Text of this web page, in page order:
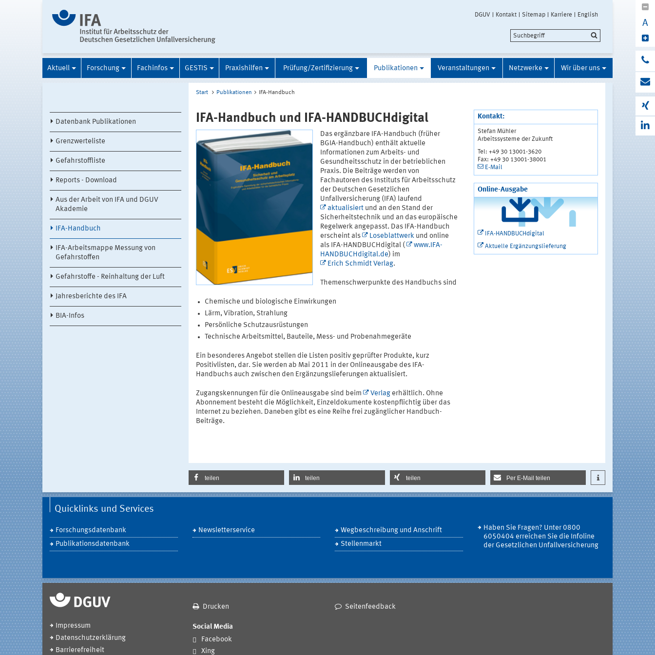
DGUV Kontakt Sitemap Karriere English
A
Aktuell Forschung Fachinfos GESTIS Praxishilfen Prüfung/Zertifizierung Publikationen Veranstaltungen Netzwerke Wir über uns
Datenbank Publikationen
Grenzwerteliste
Gefahrstoffliste
Reports - Download
Aus der Arbeit von IFA und DGUV
Akademie
IFA-Handbuch
IFA-Arbeitsmappe Messung von
Gefahrstoffen
Gefahrstoffe - Reinhaltung der Luft
Jahresberichte des IFA
BIA-Infos
Start Publikationen IFA-Handbuch
IFA-Handbuch und IFA-HANDBUCHdigital
Das ergänzbare IFA-Handbuch (früher
BGIA-Handbuch) enthält aktuelle
Informationen zum Arbeits- und
Gesundheitsschutz in der betrieblichen
Praxis. Die Beiträge werden von
Fachautoren des Instituts für Arbeitsschutz
der Deutschen Gesetzlichen
Unfallversicherung (IFA) laufend
aktualisiertund an den Stand der
Sicherheitstechnik und an das europäische
Regelwerk angepasst. Das IFA-Handbuch
erscheint als
Loseblattwerkund online
als IFA-HANDBUCHdigital (
www.IFA-
HANDBUCHdigital.de) im
Erich Schmidt Verlag.
Themenschwerpunkte des Handbuchs sind
Chemische und biologische Einwirkungen
Lärm, Vibration, Strahlung
Persönliche Schutzausrüstungen
Technische Arbeitsmittel, Bauteile, Mess- und Probenahmegeräte
Ein besonderes Angebot stellen die Listen positiv geprüfter Produkte, kurz
Positivlisten, dar. Sie werden ab Mai 2011 in der Onlineausgabe des IFA-
Handbuchs auch zwischen den Ergänzungslieferungen aktualisiert.
Zugangskennungen für die Onlineausgabe sind beim Verlag erhältlich. Ohne
Abonnement besteht die Möglichkeit, Einzeldokumente kostenpflichtig über das
Internet zu beziehen. Daneben gibt es eine Reihe frei zugänglicher Handbuch-
Beiträge.
Kontakt:
Stefan Mühler
Arbeitssysteme der Zukunft
Tel: +49 30 13001-3620
Fax: +49 30 13001-38001
E-Mail
Online-Ausgabe
IFA-HANDBUCHdigital
Aktuelle Ergänzungslieferung
teilen teilen teilen Per E-Mail teilen
Quicklinks und Services
Forschungsdatenbank
Publikationsdatenbank
Newsletterservice
Wegbeschreibung und Anschrift
Stellenmarkt
Haben Sie Fragen? Unter 0800
6050404 erreichen Sie die Infoline
der Gesetzlichen Unfallversicherung
Drucken Seitenfeedback
Impressum
Datenschutzerklärung
Barrierefreiheit
Social Media
Facebook
Xing